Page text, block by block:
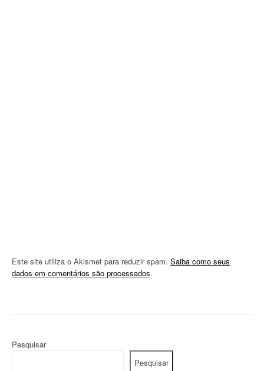
Este site utiliza o Akismet para reduzir spam. Saiba como seus
dados em comentários são processados.
Pesquisar
Pesquisar